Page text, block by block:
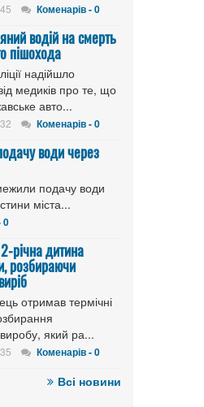
Коменарів - 0
водій на смерть
пішохода
надійшло
медиків про те, що
авто...
Коменарів - 0
води через
подачу води
міста...
0
річна дитина
розбираючи
отримав термічні
виробу, який ра...
Коменарів - 0
Всі новини